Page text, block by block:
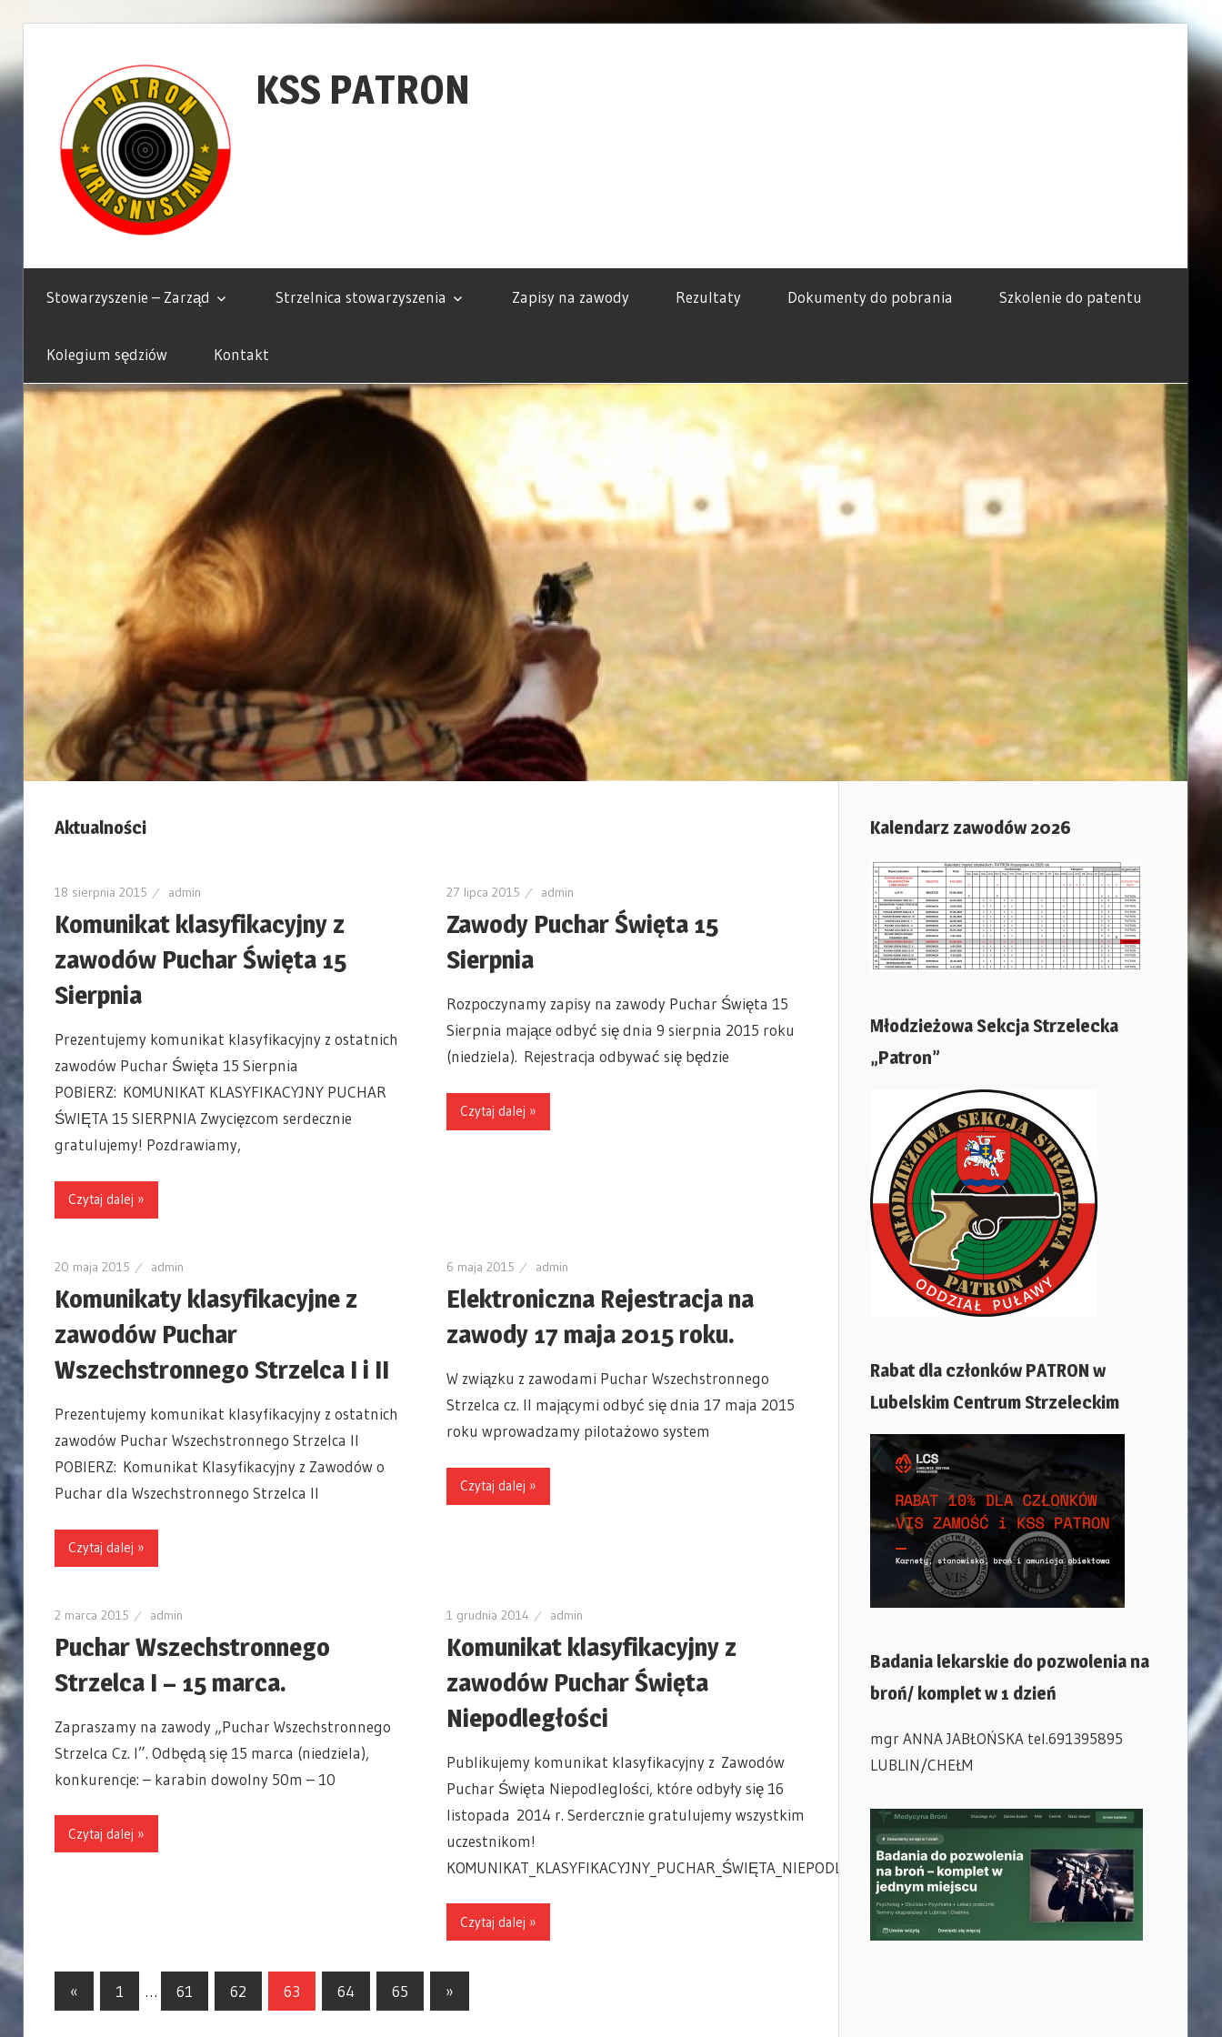
to
content
KSS PATRON
Stowarzyszenie
Strzeleckie
Stowarzyszenie – Zarząd Strzelnica stowarzyszenia Zapisy na zawody Rezultaty Dokumenty do pobrania Szkolenie do patentu
Kolegium sędziów Kontakt
Aktualności
18 sierpnia 2015 admin
Komunikat klasyfikacyjny z
zawodów Puchar Święta 15
Sierpnia
Prezentujemy komunikat klasyfikacyjny z ostatnich
zawodów Puchar Święta 15 Sierpnia
POBIERZ: KOMUNIKAT KLASYFIKACYJNY PUCHAR
ŚWIĘTA 15 SIERPNIA Zwycięzcom serdecznie
gratulujemy! Pozdrawiamy,
Czytaj dalej »
27 lipca 2015 admin
Zawody Puchar Święta 15
Sierpnia
Rozpoczynamy zapisy na zawody Puchar Święta 15
Sierpnia mające odbyć się dnia 9 sierpnia 2015 roku
(niedziela). Rejestracja odbywać się będzie
Czytaj dalej »
20 maja 2015 admin
Komunikaty klasyfikacyjne z
zawodów Puchar
Wszechstronnego Strzelca I i II
Prezentujemy komunikat klasyfikacyjny z ostatnich
zawodów Puchar Wszechstronnego Strzelca II
POBIERZ: Komunikat Klasyfikacyjny z Zawodów o
Puchar dla Wszechstronnego Strzelca II
Czytaj dalej »
6 maja 2015 admin
Elektroniczna Rejestracja na
zawody 17 maja 2015 roku.
W związku z zawodami Puchar Wszechstronnego
Strzelca cz. II mającymi odbyć się dnia 17 maja 2015
roku wprowadzamy pilotażowo system
Czytaj dalej »
2 marca 2015 admin
Puchar Wszechstronnego
Strzelca I – 15 marca.
Zapraszamy na zawody „Puchar Wszechstronnego
Strzelca Cz. I”. Odbędą się 15 marca (niedziela),
konkurencje: – karabin dowolny 50m – 10
Czytaj dalej »
1 grudnia 2014 admin
Komunikat klasyfikacyjny z
zawodów Puchar Święta
Niepodległości
Publikujemy komunikat klasyfikacyjny z Zawodów
Puchar Święta Niepodleglości, które odbyły się 16
listopada 2014 r. Serdercznie gratulujemy wszystkim
uczestnikom!
KOMUNIKAT_KLASYFIKACYJNY_PUCHAR_ŚWIĘTA_NIEPODLEGŁOŚCI_16_11_2014r
Czytaj dalej »
Nawigacja
« Previous
1 … 61 62 63 64 65
Next
»
Kalendarz zawodów 2026
Młodzieżowa Sekcja Strzelecka
„Patron”
Rabat dla członków PATRON w
Lubelskim Centrum Strzeleckim
Badania lekarskie do pozwolenia na
broń/ komplet w 1 dzień
mgr ANNA JABŁOŃSKA tel.691395895
LUBLIN/CHEŁM